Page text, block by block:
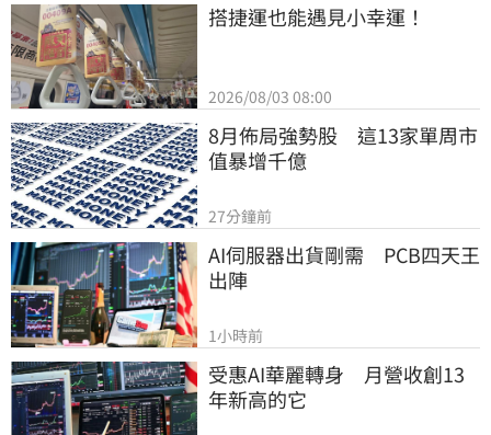
搭捷運也能遇見小幸運！
2026/08/03 08:00
8月佈局強勢股　這13家單周市
值暴增千億
27分鐘前
AI伺服器出貨剛需　PCB四天王
出陣
1小時前
受惠AI華麗轉身　月營收創13
年新高的它